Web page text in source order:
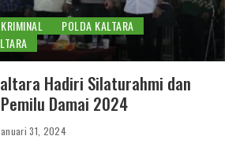
POLDA KALTARA
Hadiri Silaturahmi dan
Damai 2024
31, 2024